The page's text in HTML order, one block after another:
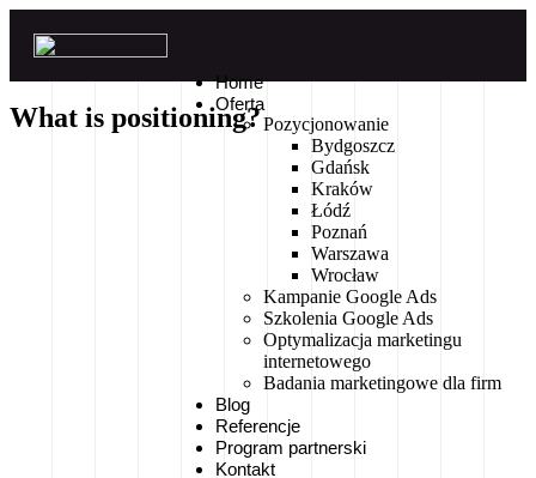
Home
Oferta
Pozycjonowanie
Bydgoszcz
Gdańsk
Kraków
Łódź
Poznań
Warszawa
Wrocław
Kampanie Google Ads
Szkolenia Google Ads
Optymalizacja marketingu
internetowego
Badania marketingowe dla firm
Blog
Referencje
Program partnerski
Kontakt
What is positioning?